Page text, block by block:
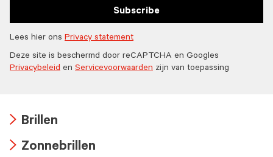
Subscribe
Lees hier ons Privacy statement
Deze site is beschermd door reCAPTCHA en Googles
Privacybeleid en Servicevoorwaarden zijn van toepassing
icon
Brillen
Zonnebrillen